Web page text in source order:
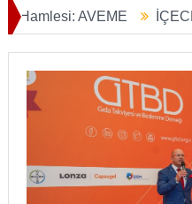
AVEME İÇECEKTEN
Başladı